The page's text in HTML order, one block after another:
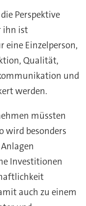
Perspektive
ihn ist
eine Einzelperson,
Qualität,
und
werden.
müssten
wird besonders
Investitionen
auch zu einem